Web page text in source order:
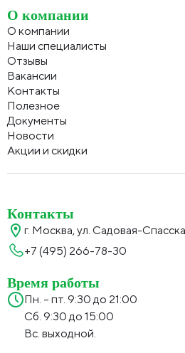
О компании
О компании
Наши специалисты
Отзывы
Вакансии
Контакты
Полезное
Документы
Новости
Акции и скидки
Контакты
г. Москва, ул. Садовая-
+7 (495) 266-78-30
Время работы
Пн. – пт. 9:30 до 21:00
Сб. 9:30 до 15:00
Вс. выходной.